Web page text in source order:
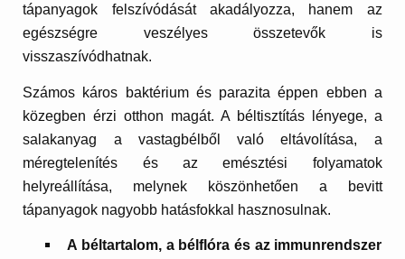
tápanyagok felszívódását akadályozza, hanem az
egészségre veszélyes összetevők is
visszaszívódhatnak.
Számos káros baktérium és parazita éppen ebben a
közegben érzi otthon magát. A béltisztítás lényege, a
salakanyag a vastagbélből való eltávolítása, a
méregtelenítés és az emésztési folyamatok
helyreállítása, melynek köszönhetően a bevitt
tápanyagok nagyobb hatásfokkal hasznosulnak.
A béltartalom, a bélflóra és az immunrendszer